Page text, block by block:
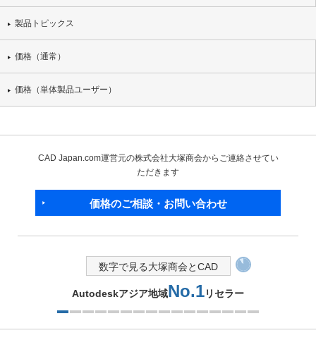
製品トピックス
価格（通常）
価格（単体製品ユーザー）
CAD Japan.com運営元の株式会社大塚商会からご連絡させてい
ただきます
価格のご相談・お問い合わせ
数字で見る大塚商会とCAD
Autodeskアジア地域No.1リセラー